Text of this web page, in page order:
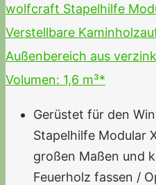
wolfcraft Stapelhilfe
Verstellbare
Außenbereich aus
Volumen: 1,6 m³*
Gerüstet für den
Stapelhilfe Modular
großen Maßen und
Feuerholz fassen /